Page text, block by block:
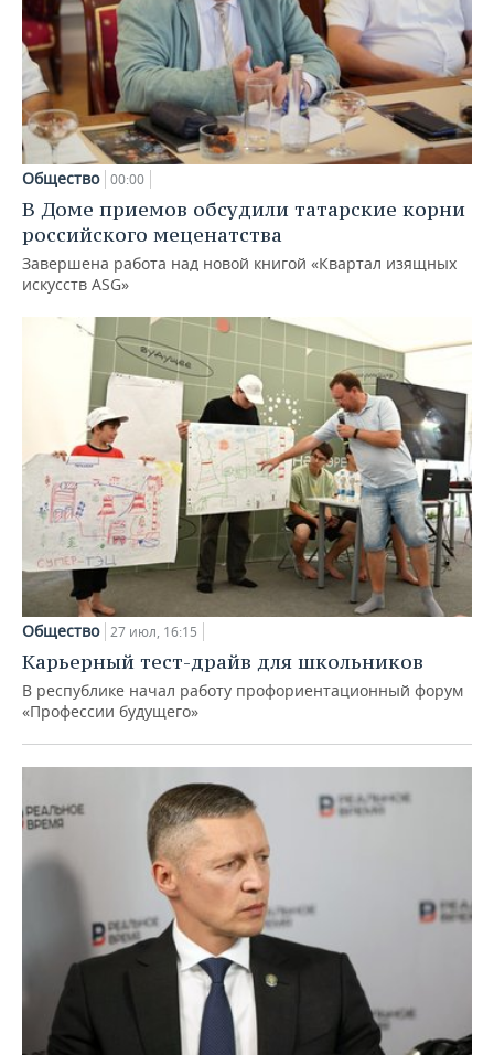
Общество 00:00
В Доме приемов обсудили татарские корни
российского меценатства
Завершена работа над новой книгой «Квартал изящных
искусств ASG»
Общество 27 июл, 16:15
Карьерный тест-драйв для школьников
В республике начал работу профориентационный форум
«Профессии будущего»